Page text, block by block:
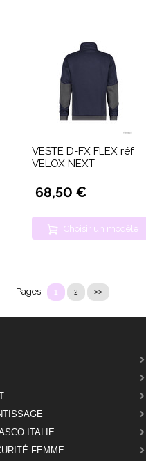
VESTE D-FX FLEX réf
VELOX NEXT
68,50 €
Choisir un modèle
Pages : 1 2 >>
ITALIE
FEMME